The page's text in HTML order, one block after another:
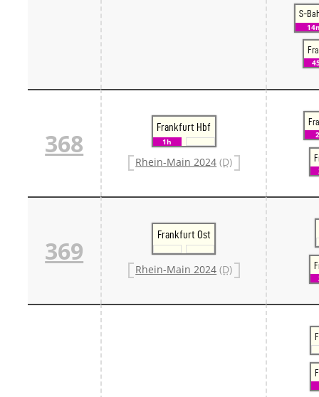
S-
368
Frankfurt Hbf
1h
Rhein-Main 2024 (D)
369
Frankfurt Ost
Rhein-Main 2024 (D)